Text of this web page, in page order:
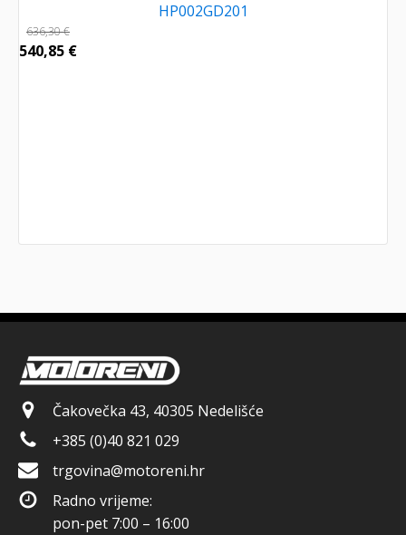
HP002GD201
636,30€
540,85 €
Čakovečka 43, 40305 Nedelišće
+385 (0)40 821 029
trgovina@motoreni.hr
Radno vrijeme:
pon-pet 7:00 – 16:00